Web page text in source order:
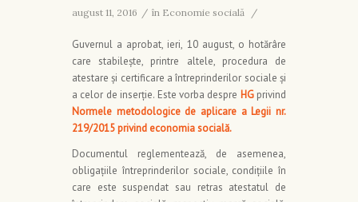
august 11, 2016 / în Economie socială /
Guvernul a aprobat, ieri, 10 august, o hotărâre
care stabilește, printre altele, procedura de
atestare și certificare a întreprinderilor sociale și
a celor de inserție. Este vorba despre HGprivind
Normele metodologice de aplicare a Legii nr.
219/2015 privind economia socială.
Documentul reglementează, de asemenea,
obligațiile întreprinderilor sociale, condițiile în
care este suspendat sau retras atestatul de